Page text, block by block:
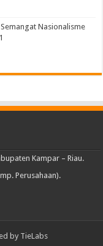
Nasionalisme
Kampar – Riau.
Perusahaan).
by TieLabs